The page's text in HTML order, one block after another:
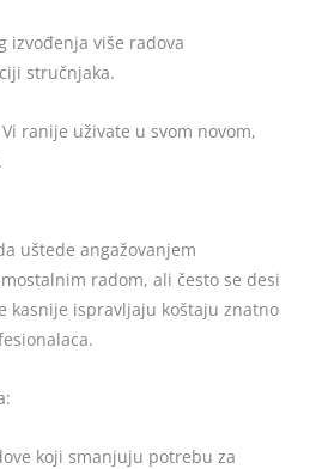
izvođenja više radova
stručnjaka.
ranije uživate u svom novom,
uštede angažovanjem
radom, ali često se desi
kasnije ispravljaju koštaju znatno
koji smanjuju potrebu za